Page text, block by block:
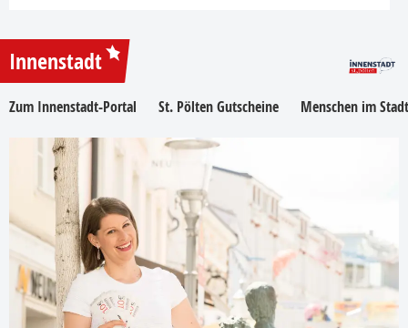
Innenstadt
Zum Innenstadt-Portal St. Pölten Gutscheine Menschen im